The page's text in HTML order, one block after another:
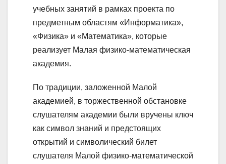
учебных занятий в рамках проекта по
предметным областям «Информатика»,
«Физика» и «Математика», которые
реализует Малая физико-математическая
академия.
По традиции, заложенной Малой
академией, в торжественной обстановке
слушателям академии были вручены ключ
как символ знаний и предстоящих
открытий и символический билет
слушателя Малой физико-математической